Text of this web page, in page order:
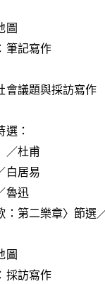
圖
筆記寫作
會議題與採訪寫作
選：
／杜甫
白居易
魯迅
：第二樂章〉節選
圖
採訪寫作